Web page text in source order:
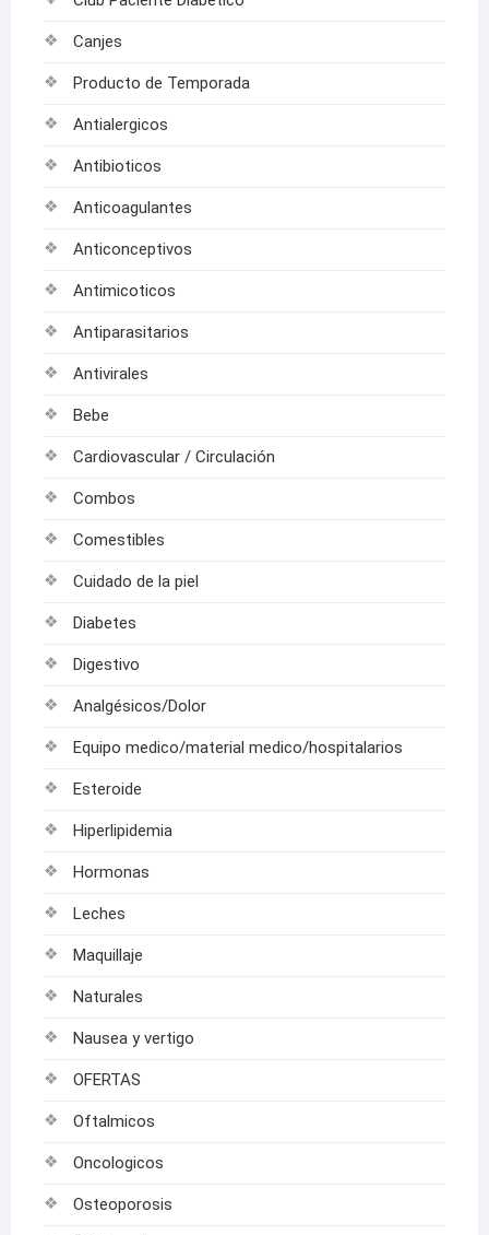
Canjes
Producto de Temporada
Antialergicos
Antibioticos
Anticoagulantes
Anticonceptivos
Antimicoticos
Antiparasitarios
Antivirales
Bebe
Cardiovascular / Circulación
Combos
Comestibles
Cuidado de la piel
Diabetes
Digestivo
Analgésicos/Dolor
Equipo medico/material medico/hospitalarios
Esteroide
Hiperlipidemia
Hormonas
Leches
Maquillaje
Naturales
Nausea y vertigo
OFERTAS
Oftalmicos
Oncologicos
Osteoporosis